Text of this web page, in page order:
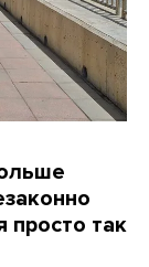
просто так